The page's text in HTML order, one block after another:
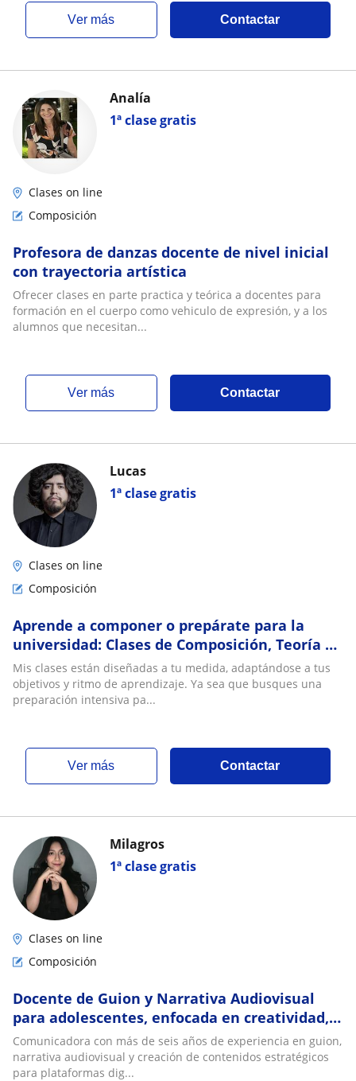
ver más Contactar
1ª clase gratis
Analía
Clases on line
Composición
Profesora de danzas docente de nivel inicial
con trayectoria artística
Ofrecer clases en parte practica y teórica a docentes para
formación en el cuerpo como vehiculo de expresión, y a los
alumnos que necesitan...
ver más Contactar
1ª clase gratis
Lucas
Clases on line
Composición
Aprende a componer o prepárate para la
universidad: Clases de Composición, Teoría y
Piano
Mis clases están diseñadas a tu medida, adaptándose a tus
objetivos y ritmo de aprendizaje. Ya sea que busques una
preparación intensiva pa...
ver más Contactar
1ª clase gratis
Milagros
Clases on line
Composición
Docente de Guion y Narrativa Audiovisual
para adolescentes, enfocada en creatividad,
storytelling y contenidos digitales
Comunicadora con más de seis años de experiencia en guion,
narrativa audiovisual y creación de contenidos estratégicos
para plataformas dig...